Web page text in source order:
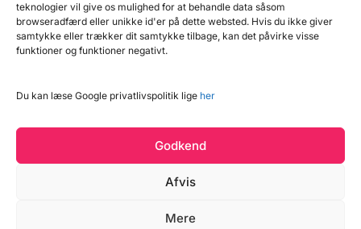
teknologier vil give os mulighed for at behandle data såsom
browseradfærd eller unikke id'er på dette websted. Hvis du ikke giver
samtykke eller trækker dit samtykke tilbage, kan det påvirke visse
funktioner og funktioner negativt.
Du kan læse Google privatlivspolitik lige her
Godkend
Afvis
Mere